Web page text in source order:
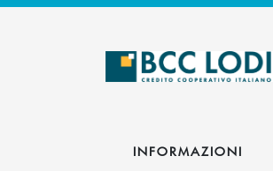
INFORMAZIONI